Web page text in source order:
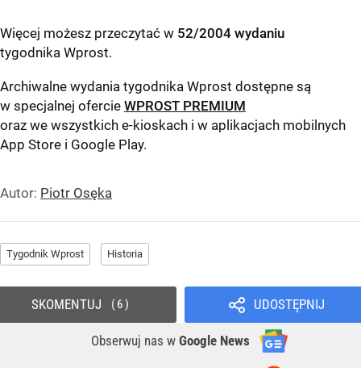
Więcej możesz przeczytać w 52/2004 wydaniu
tygodnika Wprost.
Archiwalne wydania tygodnika Wprost dostępne są
w specjalnej ofercie WPROST PREMIUM
oraz we wszystkich e-kioskach i w aplikacjach mobilnych
App Store i Google Play.
Autor: Piotr Osęka
Tygodnik Wprost Historia
UDOSTĘPNIJ
Obserwuj nas w Google News
SKOMENTUJ 6